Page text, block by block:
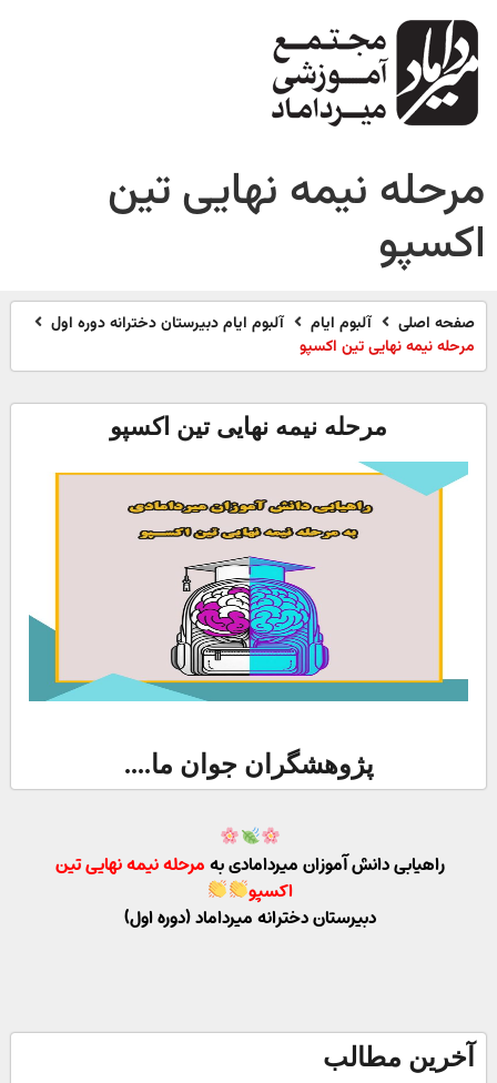
مرحله نیمه نهایی تین
اکسپو
صفحه اصلی آلبوم ایام
آلبوم ایام دبیرستان دخترانه دوره اول
مرحله نیمه نهایی تین اکسپو
مرحله نیمه نهایی تین اکسپو
پژوهشگران جوان ما....
راهیابی دانش آموزان میردامادی بهمرحله نیمه نهایی تین
اکسپو
دبیرستان دخترانه میرداماد (دوره اول)
آخرین مطالب